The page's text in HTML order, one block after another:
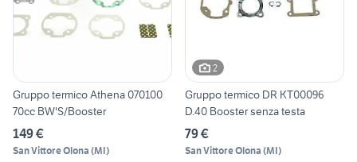
Gruppo termico Athena 070100
70cc BW'S/Booster
149 €
San Vittore Olona (MI)
2
Gruppo termico DR KT00096
D.40 Booster senza testa
79 €
San Vittore Olona (MI)